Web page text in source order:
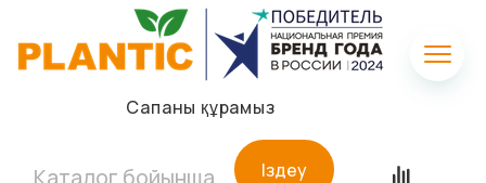
Сапаны құрамыз
Іздеу